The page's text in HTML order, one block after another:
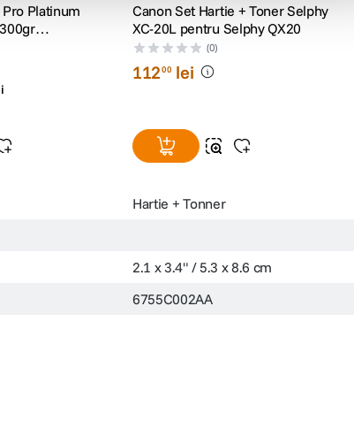
Platinum
Canon Set Hartie + Toner Selphy
XC-20L pentru Selphy QX20
(0)
11200 lei
Hartie + Tonner
2.1 x 3.4" / 5.3 x 8.6 cm
6755C002AA